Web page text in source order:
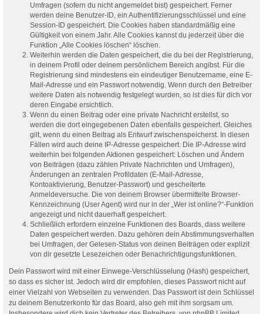
Umfragen (sofern du nicht angemeldet bist) gespeichert. Ferner
werden deine Benutzer-ID, ein Authentifizierungsschlüssel und eine
Session-ID gespeichert. Die Cookies haben standardmäßig eine
Gültigkeit von einem Jahr. Alle Cookies kannst du jederzeit über die
Funktion „Alle Cookies löschen“ löschen.
Weiterhin werden die Daten gespeichert, die du bei der Registrierung,
in deinem Profil oder deinem persönlichem Bereich angibst. Für die
Registrierung sind mindestens ein eindeutiger Benutzername, eine E-
Mail-Adresse und ein Passwort notwendig. Wenn durch den Betreiber
weitere Daten als notwendig festgelegt wurden, so ist dies für dich vor
deren Eingabe ersichtlich.
Wenn du einen Beitrag oder eine private Nachricht erstellst, so
werden die dort eingegebenen Daten ebenfalls gespeichert. Gleiches
gilt, wenn du einen Beitrag als Entwurf zwischenspeicherst. In diesen
Fällen wird auch deine IP-Adresse gespeichert. Die IP-Adresse wird
weiterhin bei folgenden Aktionen gespeichert: Löschen und Ändern
von Beiträgen (dazu zählen Private Nachrichten und Umfragen),
Änderungen an zentralen Profildaten (E-Mail-Adresse,
Kontoaktivierung, Benutzer-Passwort) und gescheiterte
Anmeldeversuche. Die von deinem Browser übermittelte Browser-
Kennzeichnung (User Agent) wird nur in der „Wer ist online?“-Funktion
angezeigt und nicht dauerhaft gespeichert.
Schließlich erfordern einzelne Funktionen des Boards, dass weitere
Daten gespeichert werden. Dazu gehören dein Abstimmungsverhalten
bei Umfragen, der Gelesen-Status von deinen Beiträgen oder explizit
von dir gesetzte Lesezeichen oder Benachrichtigungsfunktionen.
Dein Passwort wird mit einer Einwege-Verschlüsselung (Hash) gespeichert,
so dass es sicher ist. Jedoch wird dir empfohlen, dieses Passwort nicht auf
einer Vielzahl von Webseiten zu verwenden. Das Passwort ist dein Schlüssel
zu deinem Benutzerkonto für das Board, also geh mit ihm sorgsam um.